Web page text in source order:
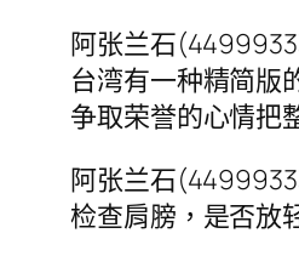
阿张兰石
台湾有一种精简版
争取荣誉的心情把
阿张兰石
检查肩膀，是否放